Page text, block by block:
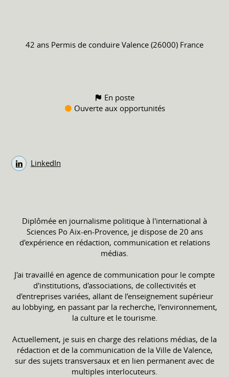
42 ans Permis de conduire Valence (26000) France
En poste
Ouverte aux opportunités
LinkedIn
Diplômée en journalisme politique à l'international à
Sciences Po Aix-en-Provence, je dispose de 20 ans
d'expérience en rédaction, communication et relations
médias.
J'ai travaillé en agence de communication pour le compte
d'institutions, d'associations, de collectivités et
d'entreprises variées, allant de l’enseignement supérieur
au lobbying, en passant par la recherche, l'environnement,
la culture et le tourisme.
Actuellement, je suis en charge des relations médias, de la
rédaction et de la communication de la Ville de Valence,
sur des sujets transversaux et en lien permanent avec de
multiples interlocuteurs.